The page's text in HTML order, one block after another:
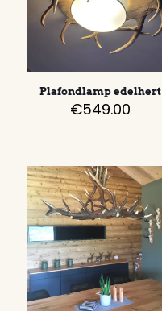
Plafondlamp edelhert
€549.00